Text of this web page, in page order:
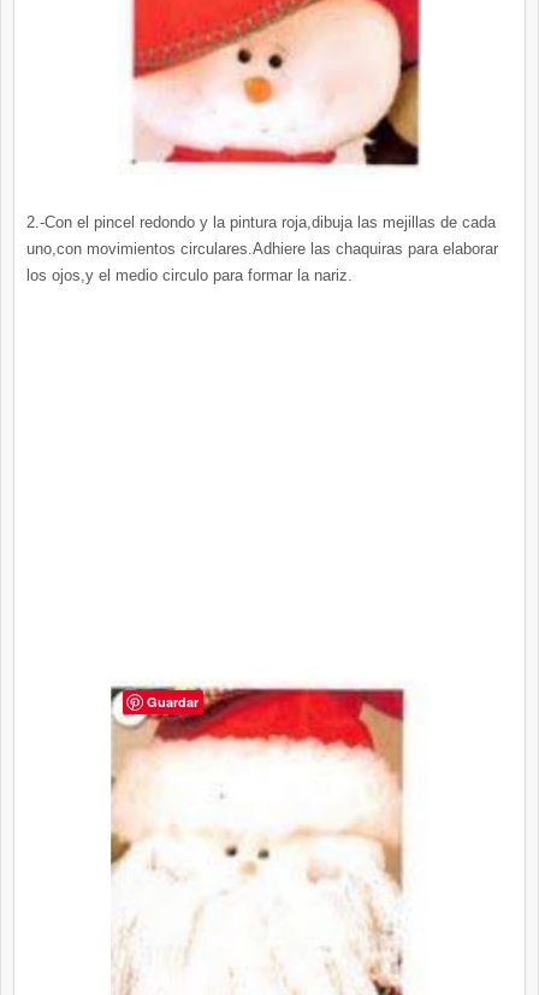
2.-Con el pincel redondo y la pintura roja,dibuja las mejillas de cada
uno,con movimientos circulares.Adhiere las chaquiras para elaborar
los ojos,y el medio circulo para formar la nariz.
Guardar